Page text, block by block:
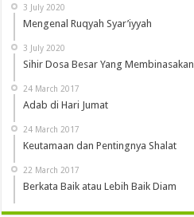
3 July 2020
Mengenal Ruqyah Syar’iyyah
3 July 2020
Sihir Dosa Besar Yang Membinasakan
24 March 2017
Adab di Hari Jumat
24 March 2017
Keutamaan dan Pentingnya Shalat
22 March 2017
Berkata Baik atau Lebih Baik Diam